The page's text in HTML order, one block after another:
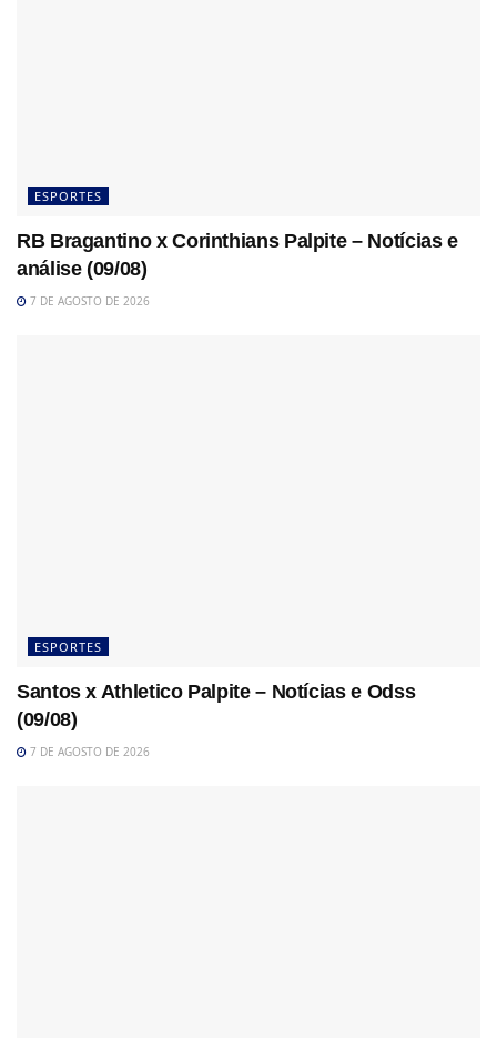
ESPORTES
RB Bragantino x Corinthians Palpite – Notícias e
análise (09/08)
7 DE AGOSTO DE 2026
ESPORTES
Santos x Athletico Palpite – Notícias e Odss
(09/08)
7 DE AGOSTO DE 2026